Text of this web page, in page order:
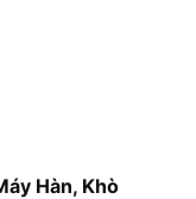
Hàn, Khò